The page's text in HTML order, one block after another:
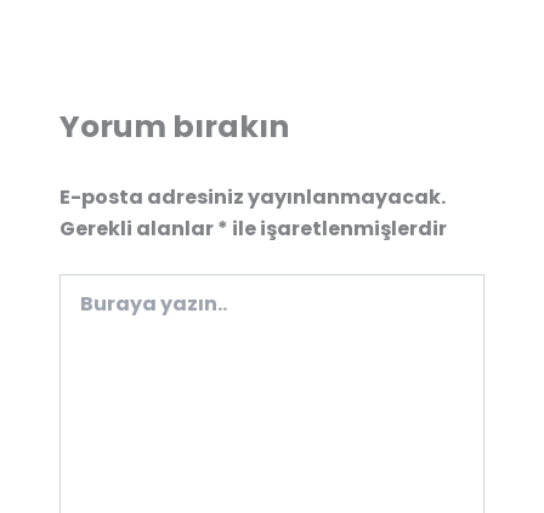
Yorum bırakın
E-posta adresiniz yayınlanmayacak.
Gerekli alanlar* ile işaretlenmişlerdir
yazın..